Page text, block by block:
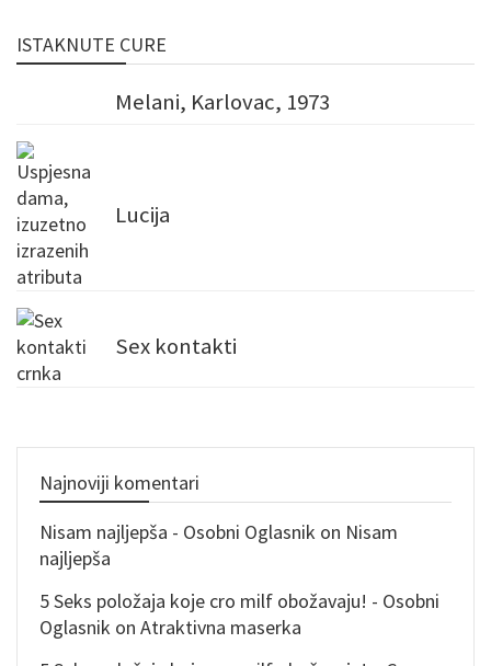
ISTAKNUTE CURE
Melani, Karlovac, 1973
Lucija
Sex kontakti
Najnoviji komentari
Nisam najljepša - Osobni Oglasnik on Nisam
najljepša
5 Seks položaja koje cro milf obožavaju! - Osobni
Oglasnik on Atraktivna maserka